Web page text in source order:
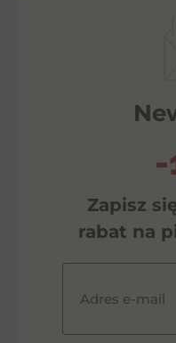
-
Zapisz
rabat na
Adres e-mail